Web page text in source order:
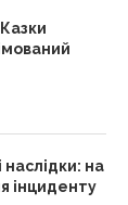
наслідки: на
інциденту